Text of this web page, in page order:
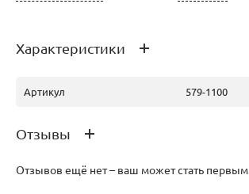
Характеристики
Артикул 579-1100
Отзывы
Отзывов ещё нет – ваш может стать первым